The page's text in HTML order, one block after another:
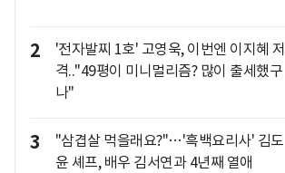
2
'전자발찌 1호' 고영욱, 이번엔 이지혜 저
격.."49평이 미니멀리즘? 많이 출세했구
나"
3
"삼겹살 먹을래요?"…'흑백요리사' 김도
윤 셰프, 배우 김서연과 4년째 열애